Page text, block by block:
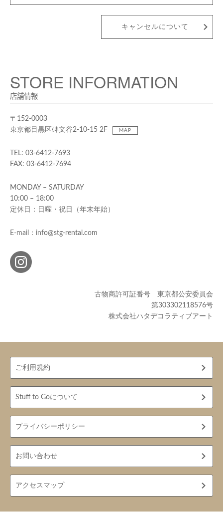
キャンセルについて
STORE INFORMATION
店舗情報
〒152-0003
東京都目黒区碑文谷2-10-15 2F
MAP
TEL: 03-6412-7693
FAX: 03-6412-7694
MONDAY – SATURDAY
10:00 – 18:00
定休日：日曜・祝日（年末年始）
E-mail：info@stg-rental.com
古物商許可証番号 東京都公安委員会
第303302118576号
株式会社ハタデコラティブアート
ご利用規約
Stuff to Goについて
プライバシーポリシー
お問い合わせ
アクセスマップ